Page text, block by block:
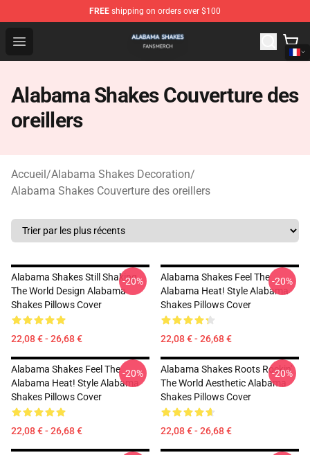
FREE shipping on orders over $100
Open menu
Alabama Shakes Shop - Official Alabama Shakes
Alabama Shakes Couverture des
oreillers
Accueil/Alabama Shakes Decoration/
Alabama Shakes Couverture des oreillers
Alabama Shakes Still Shaking
The World Design Alabama
Shakes Pillows Cover
22,08 € - 26,68 €
-20%
Alabama Shakes Feel The
Alabama Heat! Style Alabama
Shakes Pillows Cover
22,08 € - 26,68 €
-20%
Alabama Shakes Feel The
Alabama Heat! Style Alabama
Shakes Pillows Cover
22,08 € - 26,68 €
-20%
Alabama Shakes Roots Rockin'
The World Aesthetic Alabama
Shakes Pillows Cover
22,08 € - 26,68 €
-20%